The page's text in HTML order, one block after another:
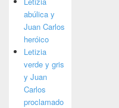
abúlica y
Juan Carlos
heróico
Letizia
verde y gris
y Juan
Carlos
proclamado